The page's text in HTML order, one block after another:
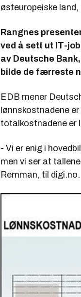
østeuropeiske
Rangnes
ved å sett ut IT-
av Deutsche
bilde de færreste
EDB mener
lønnskostnadene
totalkostnadene er
- Vi er enig i
men vi ser at
Remman, til digi.no.